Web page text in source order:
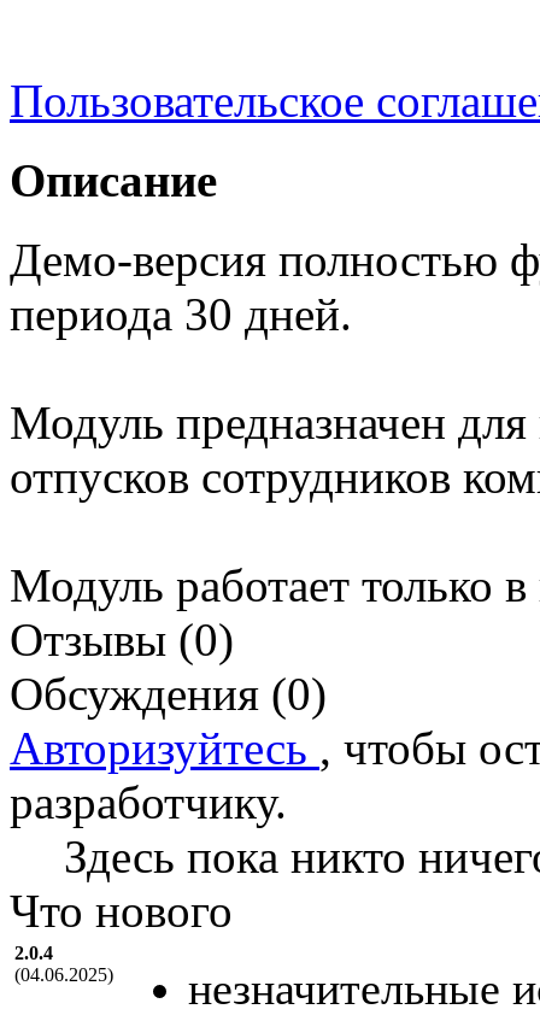
Пользовательское
Описание
Демо-версия полностью
периода 30 дней.
Модуль предназначен
отпусков сотрудников
Модуль работает только
Отзывы (0)
Обсуждения (0)
Авторизуйтесь , чтобы
разработчику.
Здесь пока никто
Что нового
2.0.4
(04.06.2025)
незначительные